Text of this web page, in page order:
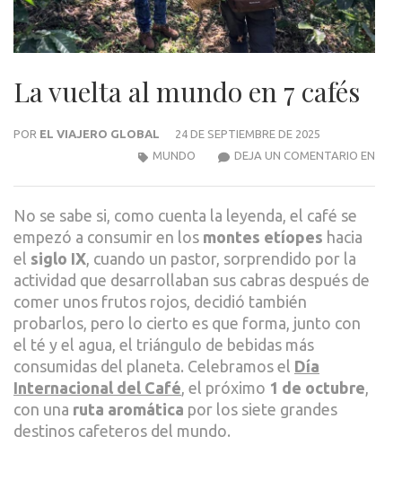
La vuelta al mundo en 7 cafés
POR EL VIAJERO GLOBAL
24 DE SEPTIEMBRE DE 2025
DEJA UN COMENTARIO EN
MUNDO
No se sabe si, como cuenta la leyenda, el café se
empezó a consumir en los montes etíopes hacia
el siglo IX , cuando un pastor, sorprendido por la
actividad que desarrollaban sus cabras después de
comer unos frutos rojos, decidió también
probarlos, pero lo cierto es que forma, junto con
el té y el agua, el triángulo de bebidas más
consumidas del planeta. Celebramos el Día
Internacional del Café , el próximo 1 de octubre
con una ruta aromática por los siete grandes
destinos cafeteros del mundo.